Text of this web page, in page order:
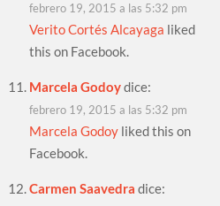
febrero 19, 2015 a las 5:32 pm
Verito Cortés Alcayaga liked
this on Facebook.
Marcela Godoydice:
febrero 19, 2015 a las 5:32 pm
Marcela Godoy liked this on
Facebook.
Carmen Saavedra dice: